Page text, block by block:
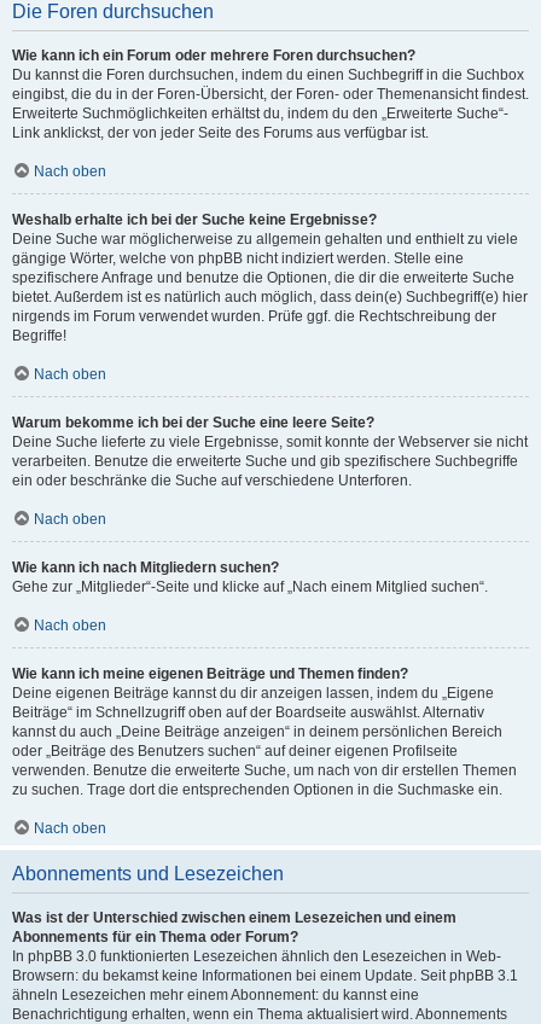
Die Foren durchsuchen
Wie kann ich ein Forum oder mehrere Foren durchsuchen?
Du kannst die Foren durchsuchen, indem du einen Suchbegriff in die Suchbox
eingibst, die du in der Foren-Übersicht, der Foren- oder Themenansicht findest.
Erweiterte Suchmöglichkeiten erhältst du, indem du den „Erweiterte Suche“-
Link anklickst, der von jeder Seite des Forums aus verfügbar ist.
Nach oben
Weshalb erhalte ich bei der Suche keine Ergebnisse?
Deine Suche war möglicherweise zu allgemein gehalten und enthielt zu viele
gängige Wörter, welche von phpBB nicht indiziert werden. Stelle eine
spezifischere Anfrage und benutze die Optionen, die dir die erweiterte Suche
bietet. Außerdem ist es natürlich auch möglich, dass dein(e) Suchbegriff(e) hier
nirgends im Forum verwendet wurden. Prüfe ggf. die Rechtschreibung der
Begriffe!
Nach oben
Warum bekomme ich bei der Suche eine leere Seite?
Deine Suche lieferte zu viele Ergebnisse, somit konnte der Webserver sie nicht
verarbeiten. Benutze die erweiterte Suche und gib spezifischere Suchbegriffe
ein oder beschränke die Suche auf verschiedene Unterforen.
Nach oben
Wie kann ich nach Mitgliedern suchen?
Gehe zur „Mitglieder“-Seite und klicke auf „Nach einem Mitglied suchen“.
Nach oben
Wie kann ich meine eigenen Beiträge und Themen finden?
Deine eigenen Beiträge kannst du dir anzeigen lassen, indem du „Eigene
Beiträge“ im Schnellzugriff oben auf der Boardseite auswählst. Alternativ
kannst du auch „Deine Beiträge anzeigen“ in deinem persönlichen Bereich
oder „Beiträge des Benutzers suchen“ auf deiner eigenen Profilseite
verwenden. Benutze die erweiterte Suche, um nach von dir erstellen Themen
zu suchen. Trage dort die entsprechenden Optionen in die Suchmaske ein.
Nach oben
Abonnements und Lesezeichen
Was ist der Unterschied zwischen einem Lesezeichen und einem
Abonnements für ein Thema oder Forum?
In phpBB 3.0 funktionierten Lesezeichen ähnlich den Lesezeichen in Web-
Browsern: du bekamst keine Informationen bei einem Update. Seit phpBB 3.1
ähneln Lesezeichen mehr einem Abonnement: du kannst eine
Benachrichtigung erhalten, wenn ein Thema aktualisiert wird. Abonnements